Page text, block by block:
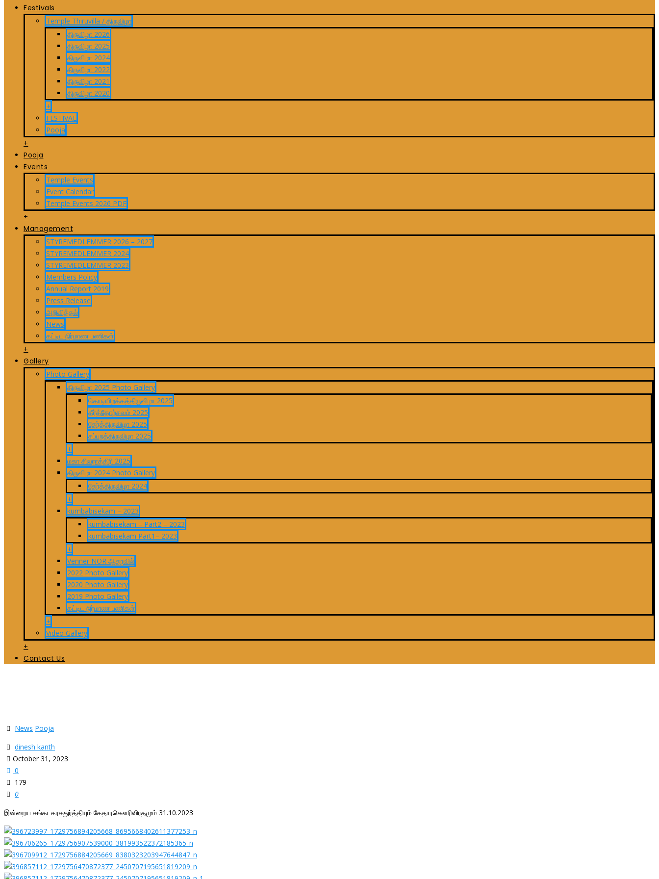
Festivals
Temple Thiruvilla / திருவிழா
திருவிழா 2026
திருவிழா 2025
திருவிழா 2024
திருவிழா 2022
திருவிழா 2021
திருவிழா 2020
+
FESTIVAL
Pooja
+
Pooja
Events
Temple Events
Event Calendar
Temple Events 2026 PDF
+
Management
STYREMEDLEMMER 2026 – 2027
STYREMEDLEMMER 2024
STYREMEDLEMMER 2023
Members Policy
Annual Report 2019
Press Release
அறிவித்தல்
News
கட்டிட நிர்மாண பணிகள்
+
Gallery
Photo Gallery
திருவிழா 2025 Photo Gallery
கொடியிறக்கத்திருவிழா 2025
தீர்த்தோற்சவம் 2025
தேர்த்திருவிழா 2025
சப்பறத்திருவிழா 2025
+
மகா சிவராத்திரி 2025
திருவிழா 2024 Photo Gallery
தேர்த்திருவிழா 2024
+
kumbabisekam – 2023
kumbabisekam – Part2 – 2023
kumbabisekam Part1– 2023
+
Venner NOR ஆதரவில்
2022 Photo Gallery
2020 Photo Gallery
2019 Photo Gallery
கட்டிட நிர்மாண பணிகள்
+
Video Gallery
+
Contact Us
News Pooja
dinesh kanth
October 31, 2023
0
179
0
இன்றைய சங்கடகரசதுர்த்தியும் கேதாரகெளரிவிரதமும் 31.10.2023